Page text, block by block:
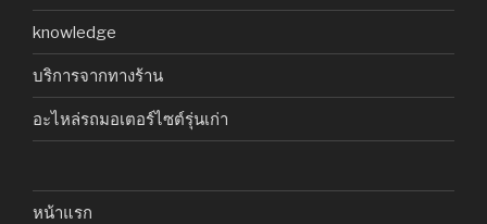
knowledge
บริการจากทางร้าน
อะไหล่รถมอเตอร์ไซต์รุ่นเก่า
หน้าแรก